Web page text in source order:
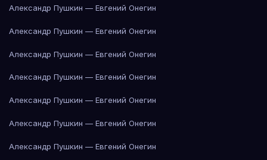
Александр Пушкин — Евгений Онегин
Александр Пушкин — Евгений Онегин
Александр Пушкин — Евгений Онегин
Александр Пушкин — Евгений Онегин
Александр Пушкин — Евгений Онегин
Александр Пушкин — Евгений Онегин
Александр Пушкин — Евгений Онегин